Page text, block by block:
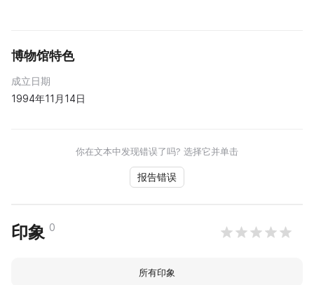
博物馆特色
成立日期
1994年11月14日
你在文本中发现错误了吗? 选择它并单击
报告错误
印象 0
所有印象